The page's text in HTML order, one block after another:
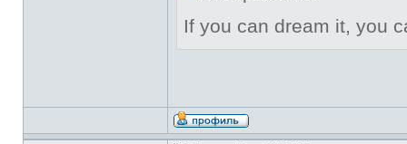
If you can dream it, you